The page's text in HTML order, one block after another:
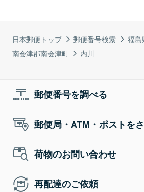
日本郵便トップ 郵便番号検索
福島
南会津郡南会津町
内川
郵便番号を調べる
郵便局・ATM・ポストを
荷物のお問い合わせ
再配達のご依頼